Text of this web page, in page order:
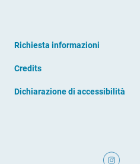
Richiesta informazioni
Credits
Dichiarazione di accessibilità